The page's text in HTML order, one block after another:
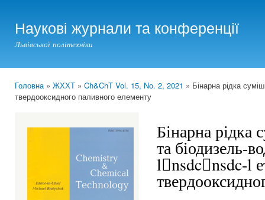
Наукові журнали та конференції
Львівської політехніки
You are here
Головна» ЖХХТ » Ch&ChT Vol. 15, No. 2, 2021 » Бінарна рідка
твердооксидного паливного елементу
Бінарна рідка
та біодизель-
lnsdcnsdc-l